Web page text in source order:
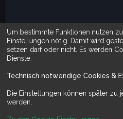
Mit Do It Yourself sparst du
Um bestimmte Funktionen nutzen
Einstellungen nötig. Damit wird
setzen darf oder nicht. Es werden
Dienste:
Technisch notwendige Cookies &
Die Einstellungen können später zu
werden.